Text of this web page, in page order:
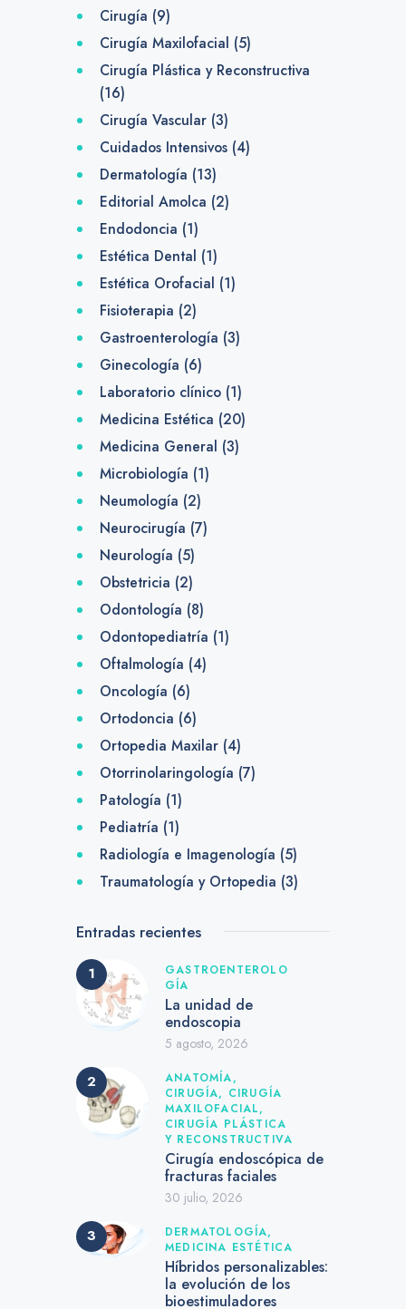
Cirugía (9)
Cirugía Maxilofacial (5)
Cirugía Plástica y Reconstructiva
(16)
Cirugía Vascular(3)
Cuidados Intensivos(4)
Dermatología (13)
Editorial Amolca (2)
Endodoncia (1)
Estética Dental (1)
Estética Orofacial (1)
Fisioterapia (2)
Gastroenterología (3)
Ginecología (6)
Laboratorio clínico(1)
Medicina Estética (20)
Medicina General (3)
Microbiología (1)
Neumología (2)
Neurocirugía (7)
Neurología (5)
Obstetricia (2)
Odontología (8)
Odontopediatría (1)
Oftalmología (4)
Oncología (6)
Ortodoncia (6)
Ortopedia Maxilar(4)
Otorrinolaringología (7)
Patología (1)
Pediatría (1)
Radiología e Imagenología (5)
Traumatología y Ortopedia (3)
Entradas recientes
GASTROENTEROLO
GÍA
La unidad de
endoscopia
5 agosto, 2026
ANATOMÍA,
CIRUGÍA, CIRUGÍA
MAXILOFACIAL,
CIRUGÍA PLÁSTICA
Y RECONSTRUCTIVA
Cirugía endoscópica de
fracturas faciales
30 julio, 2026
DERMATOLOGÍA,
MEDICINA ESTÉTICA
Híbridos personalizables:
la evolución de los
bioestimuladores